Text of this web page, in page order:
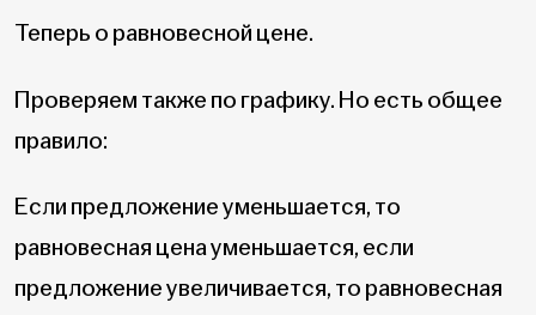
Теперь о равновесной цене.
Проверяем также по графику. Но есть общее
правило:
Если предложение уменьшается, то
равновесная цена уменьшается, если
предложение увеличивается, то равновесная